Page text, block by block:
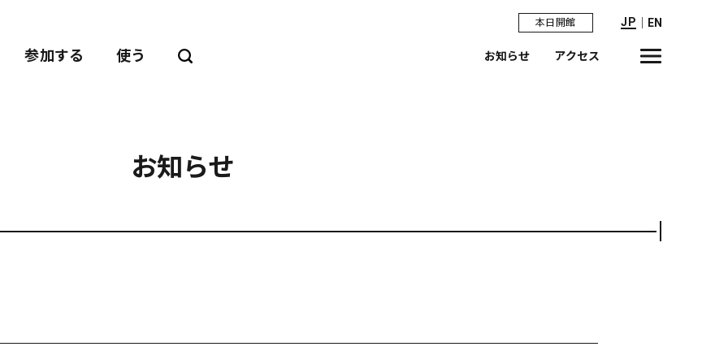
本日開館 JP EN
参加する 使う お知らせ アクセス
お知らせ